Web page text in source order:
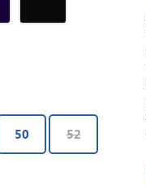
50 52